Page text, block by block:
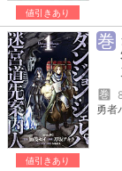
値引きあり
値引きあり
巻
巻